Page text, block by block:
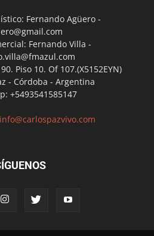
Fernando Agüero -
Fernando Villa -
Piso 10. Of 107.(X5152EYN)
- Córdoba - Argentina
+5493541585147
info@carlospazvivo.com